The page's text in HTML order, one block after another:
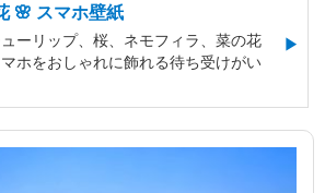
🌸 スマホ壁紙
ーリップ、桜、ネモフィラ、菜の花
ホをおしゃれに飾れる待ち受けがい